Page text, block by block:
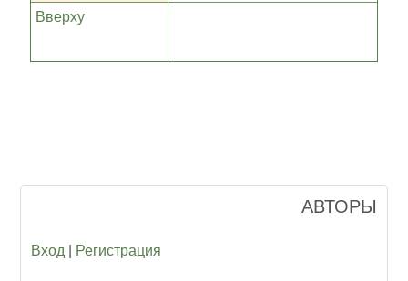
Вверху
АВТОРЫ
Вход Регистрация